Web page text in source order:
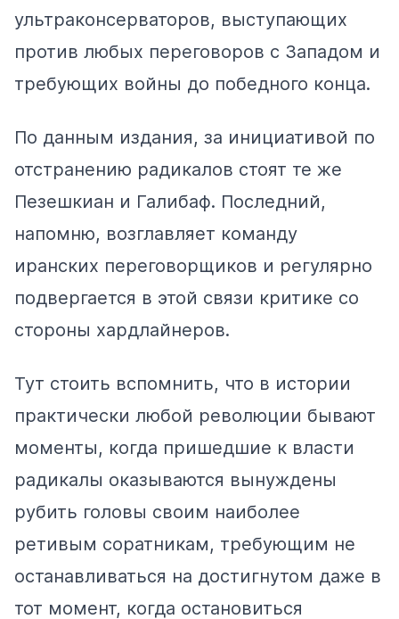
ультраконсерваторов, выступающих
против любых переговоров с Западом и
требующих войны до победного конца.
По данным издания, за инициативой по
отстранению радикалов стоят те же
Пезешкиан и Галибаф. Последний,
напомню, возглавляет команду
иранских переговорщиков и регулярно
подвергается в этой связи критике со
стороны хардлайнеров.
Тут стоить вспомнить, что в истории
практически любой революции бывают
моменты, когда пришедшие к власти
радикалы оказываются вынуждены
рубить головы своим наиболее
ретивым соратникам, требующим не
останавливаться на достигнутом даже в
тот момент, когда остановиться